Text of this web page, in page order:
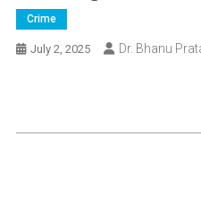
Crime
July 2, 2025 Dr. Bhanu